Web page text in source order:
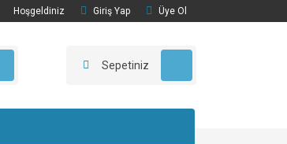
Hoşgeldiniz Giriş Yap Üye Ol
Sepetiniz